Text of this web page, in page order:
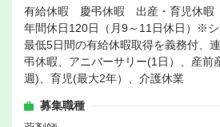
有給休暇 慶弔休暇 出産・育児休暇
年間休日120日（月9～11日休日）※
最低5日間の有給休暇取得を義務付、
弔休暇、アニバーサリー(1日）、産前
週)、育児(最大2年）、介護休業
募集職種